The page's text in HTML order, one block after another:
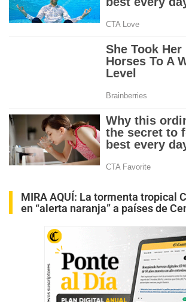
MIRA AQUÍ: La tormenta tropical
en “alerta naranja” a países de